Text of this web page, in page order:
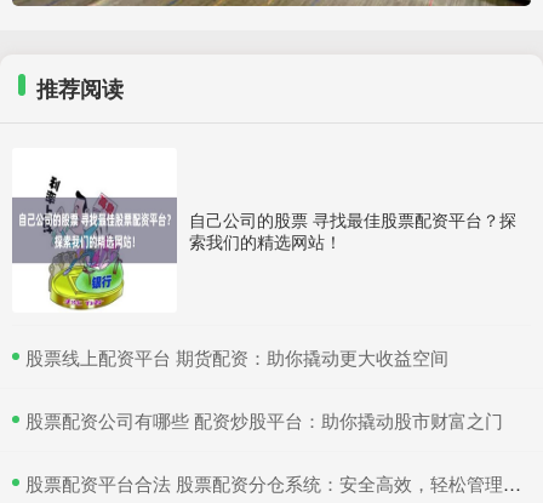
推荐阅读
自己公司的股票 寻找最佳股票配资平台？探
索我们的精选网站！
​股票线上配资平台 期货配资：助你撬动更大收益空间
​股票配资公司有哪些 配资炒股平台：助你撬动股市财富之门
​股票配资平台合法 股票配资分仓系统：安全高效，轻松管理多仓位